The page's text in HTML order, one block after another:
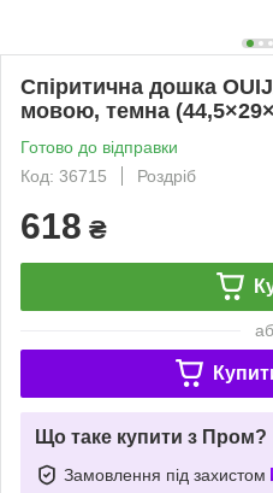
Спіритична дошка
мовою, темна
Готово до відправки
Код: 36715
Роздріб
618 ₴
Що таке купити з Пром?
Замовлення під захистом